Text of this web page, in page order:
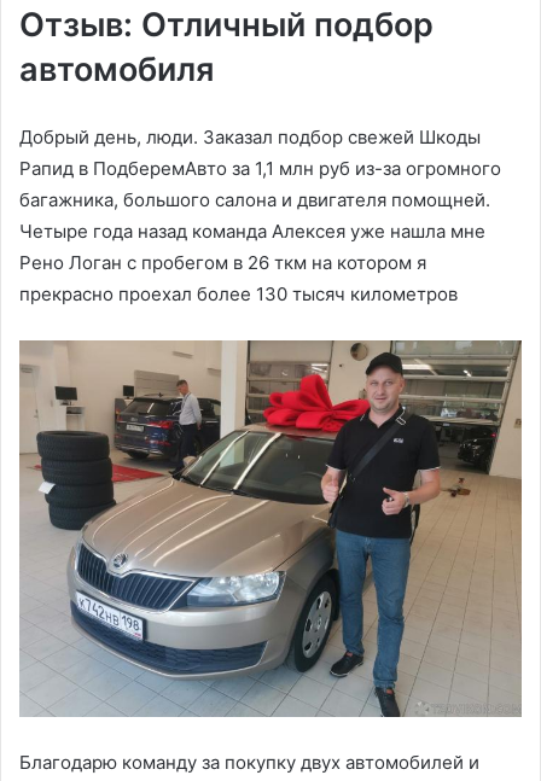
Отзыв: Отличный подбор
автомобиля
Добрый день, люди. Заказал подбор свежей Шкоды
Рапид в ПодберемАвто за 1,1 млн руб из-за огромного
багажника, большого салона и двигателя помощней.
Четыре года назад команда Алексея уже нашла мне
Рено Логан с пробегом в 26 ткм на котором я
прекрасно проехал более 130 тысяч километров
Благодарю команду за покупку двух автомобилей и